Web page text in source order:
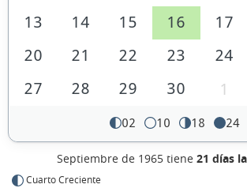
13
14 15 16 17
20
21 22 23 24
27
28 29 30 1
02 10 18 24
Septiembre de 1965 tiene 21 días
Cuarto Creciente